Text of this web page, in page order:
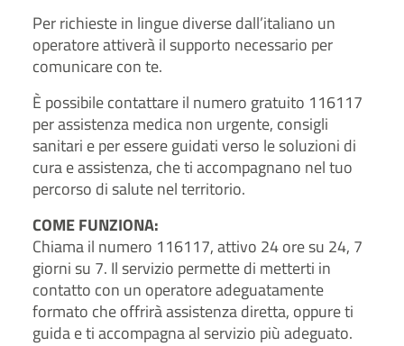
Per richieste in lingue diverse dall’italiano un
operatore attiverà il supporto necessario per
comunicare con te.
È possibile contattare il numero gratuito 116117
per assistenza medica non urgente, consigli
sanitari e per essere guidati verso le soluzioni di
cura e assistenza, che ti accompagnano nel tuo
percorso di salute nel territorio.
COME FUNZIONA:
Chiama il numero 116117, attivo 24 ore su 24, 7
giorni su 7. Il servizio permette di metterti in
contatto con un operatore adeguatamente
formato che offrirà assistenza diretta, oppure ti
guida e ti accompagna al servizio più adeguato.